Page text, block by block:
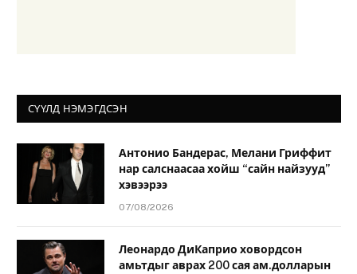
СҮҮЛД НЭМЭГДСЭН
Антонио Бандерас, Мелани Гриффит
нар салснаасаа хойш “сайн найзууд”
хэвээрээ
07/08/2026
Леонардо ДиКаприо ховордсон
амьтдыг аврах 200 сая ам.долларын